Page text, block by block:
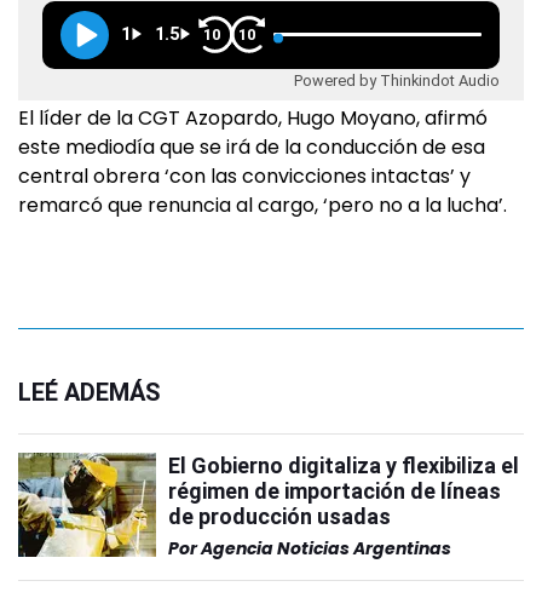
1 1.5 10 10
Powered by Thinkindot Audio
El líder de la CGT Azopardo, Hugo Moyano, afirmó
este mediodía que se irá de la conducción de esa
central obrera ‘con las convicciones intactas’ y
remarcó que renuncia al cargo, ‘pero no a la lucha’.
LEÉ ADEMÁS
El Gobierno digitaliza y flexibiliza el
régimen de importación de líneas
de producción usadas
PorAgencia Noticias Argentinas